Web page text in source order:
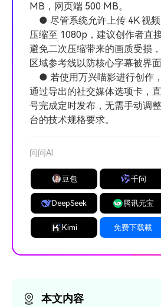
MB，网页端 500 MB。
● 尽管系统允许上传 4K 视
压缩至 1080p，建议创作者直
避免二次压缩带来的画质受损
区域参考线以防核心字幕被界面
● 若使用万兴喵影进行创作
通过导出的社交媒体选项卡，
号完成定时发布，无需手动调
台的技术规格要求。
问问AI
豆包 千问
DeepSeek 腾讯元宝
Kimi 免费下载載
本文内容